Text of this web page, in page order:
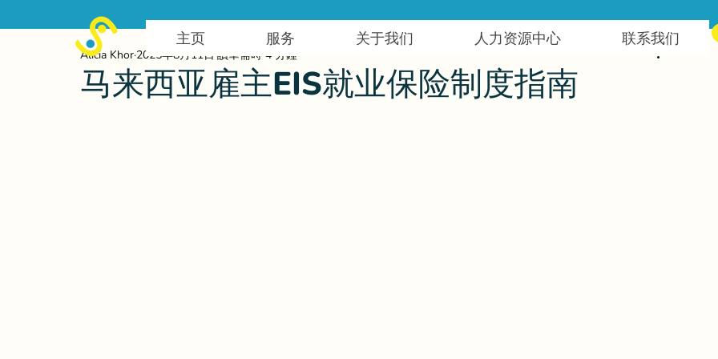
主页 服务 关于我们 人力资源中心 联系我们
马来西亚雇主EIS就业保险制度指南
Alicia Khor 2025年8月11日 讀畢需時 4 分鐘